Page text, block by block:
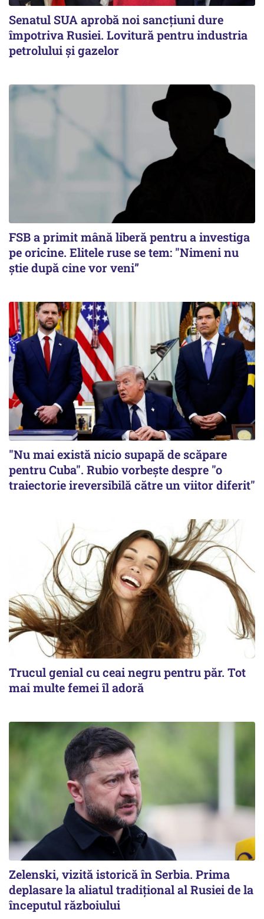
Senatul SUA aprobă noi sancțiuni dure
împotriva Rusiei. Lovitură pentru industria
petrolului și gazelor
FSB a primit mână liberă pentru a investiga
pe oricine. Elitele ruse se tem: "Nimeni nu
știe după cine vor veni”
"Nu mai există nicio supapă de scăpare
pentru Cuba". Rubio vorbește despre "o
traiectorie ireversibilă către un viitor diferit"
Trucul genial cu ceai negru pentru păr. Tot
mai multe femei îl adoră
Zelenski, vizită istorică în Serbia. Prima
deplasare la aliatul tradițional al Rusiei de la
începutul războiului